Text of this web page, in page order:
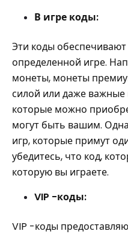
В игре коды:
Эти коды
определенной игре.
монеты, монеты
силой или даже
которые можно
могут быть вашим.
игр, которые примут
убедитесь, что код,
которую вы играете.
VIP -коды:
VIP -коды